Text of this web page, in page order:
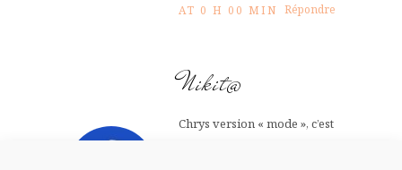
AT 0 H 00 MIN Répondre
Nikit@
Chrys version « mode », c’est
Mentions légales Confidentialité